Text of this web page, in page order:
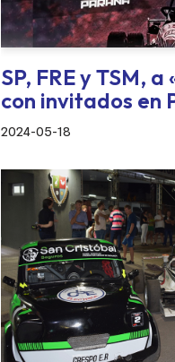
SP, FRE y TSM,
con invitados en
2024-05-18